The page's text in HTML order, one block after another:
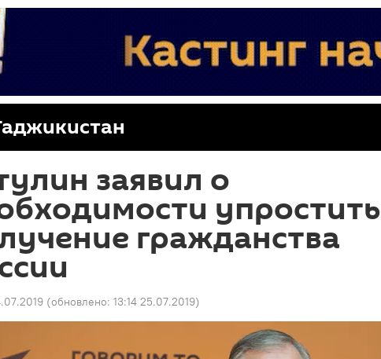
заявил о
упростить
гражданства
(обновлено: 13:14 25.07.2019)